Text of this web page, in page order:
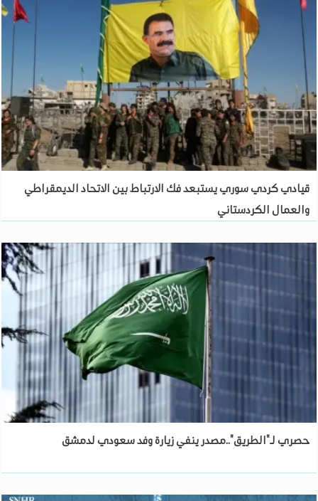
قيادي كردي سوري يستبعد فك الارتباط بين الاتحاد الديمقراطي
والعمال الكردستاني
حصري لـ"الطريق"..مصدر ينفي زيارة وفد سعودي لدمشق